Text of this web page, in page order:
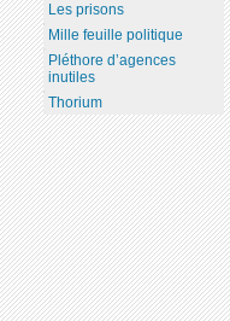
Les prisons
Mille feuille politique
Pléthore d’agences
inutiles
Thorium